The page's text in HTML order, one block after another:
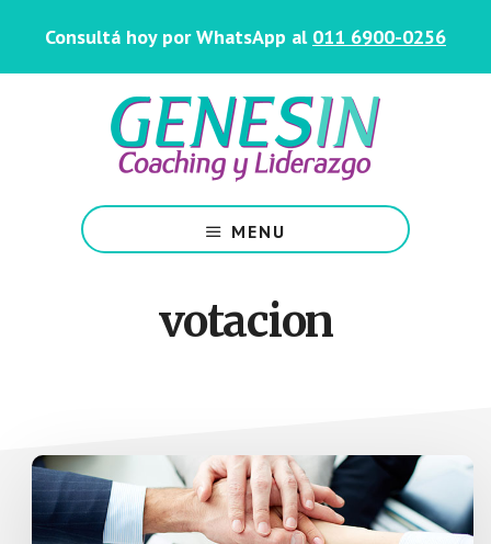
Consultá hoy por WhatsApp al 011 6900-0256
de
Coaching
MENU
votacion